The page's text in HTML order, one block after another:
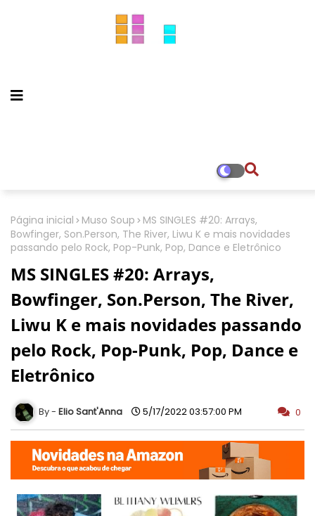
Página inicial Muso Soup
MS SINGLES #20: Arrays,
Bowfinger, Son.Person, The River, Liwu K e mais novidades
passando pelo Rock, Pop-Punk, Pop, Dance e Eletrônico
MS SINGLES #20: Arrays,
Bowfinger, Son.Person, The River,
Liwu K e mais novidades passando
pelo Rock, Pop-Punk, Pop, Dance e
Eletrônico
Elio Sant'Anna 5/17/2022 03:57:00 PM 0